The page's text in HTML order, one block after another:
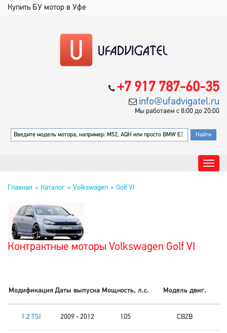
Купить БУ мотор в Уфе
+7 917 787-60-35
info@ufadvigatel.ru
Мы работаем с 8:00 до 20:00
Главная Каталог Volkswagen Golf VI
Контрактные моторы Volkswagen Golf VI
Модификация Даты выпуска Мощность, л.с. Модель двиг.
1.2 TSI 2009 - 2012 105 CBZB